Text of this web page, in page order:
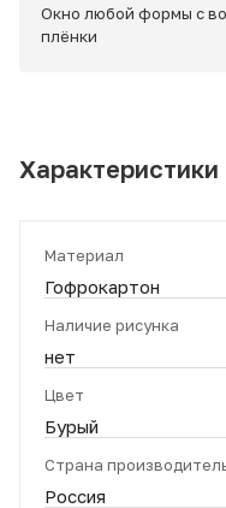
Окно любой формы с
плёнки
Характеристики
Материал
Гофрокартон
Наличие рисунка
нет
Цвет
Бурый
Страна
Россия